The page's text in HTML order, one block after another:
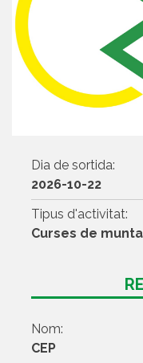
Dia de sortida:
2026-10-22
Tipus d'activitat:
Curses de
Nom:
CEP